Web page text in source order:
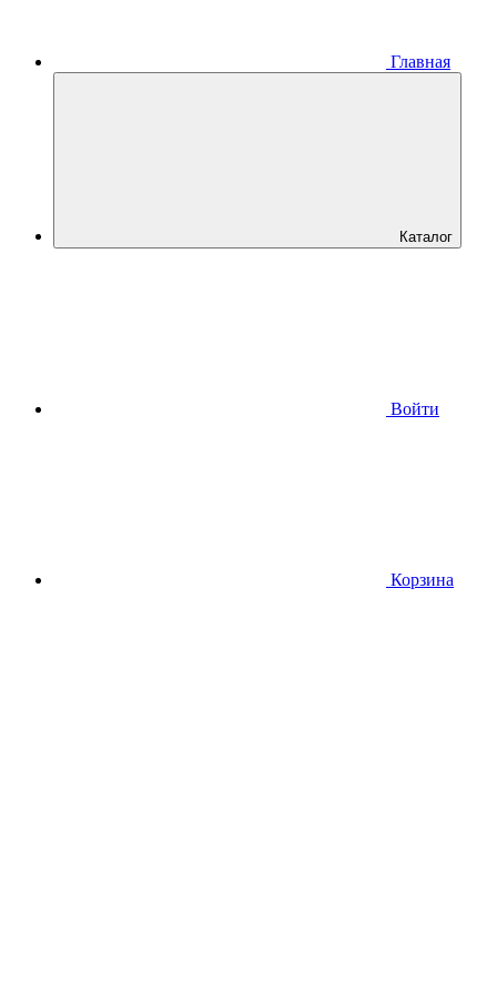
Главная
Каталог
Войти
Корзина